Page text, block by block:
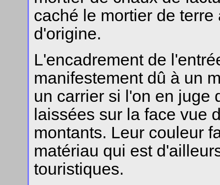
caché le mortier de terre
d'origine.
L'encadrement de
manifestement dû à un
un carrier si l'on en juge
laissées sur la face vue
montants. Leur couleur
matériau qui est
touristiques.